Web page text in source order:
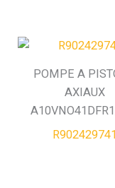
POMPE A
AXIAUX
R902429741